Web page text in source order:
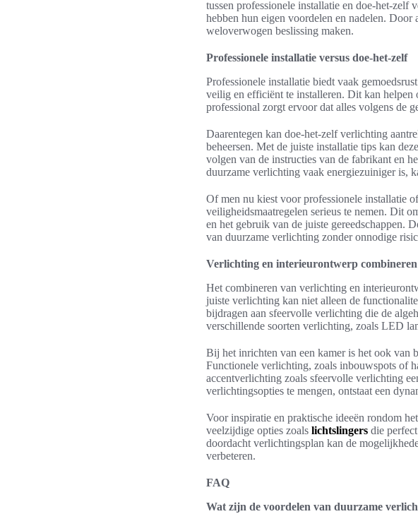
tussen professionele installatie en doe-het-
hebben hun eigen voordelen en nadelen. Door
weloverwogen beslissing maken.
Professionele installatie versus doe-het-zelf
Professionele installatie biedt vaak
veilig en efficiënt te installeren. Dit kan helpen
professional zorgt ervoor dat alles volgens de
Daarentegen kan doe-het-zelf verlichting
beheersen. Met de juiste installatie tips kan
volgen van de instructies van de fabrikant en
duurzame verlichting vaak energiezuiniger is,
Of men nu kiest voor professionele installatie
veiligheidsmaatregelen serieus te nemen. Dit
en het gebruik van de juiste gereedschappen.
van duurzame verlichting zonder onnodige
Verlichting en interieurontwerp combineren
Het combineren van verlichting en
juiste verlichting kan niet alleen de
bijdragen aan sfeervolle verlichting die de
verschillende soorten verlichting, zoals LED
Bij het inrichten van een kamer is het ook van
Functionele verlichting, zoals inbouwspots of
accentverlichting zoals sfeervolle verlichting
verlichtingsopties te mengen, ontstaat een
Voor inspiratie en praktische ideeën rondom
veelzijdige opties zoals lichtslingers die
doordacht verlichtingsplan kan de
verbeteren.
FAQ
Wat zijn de voordelen van duurzame